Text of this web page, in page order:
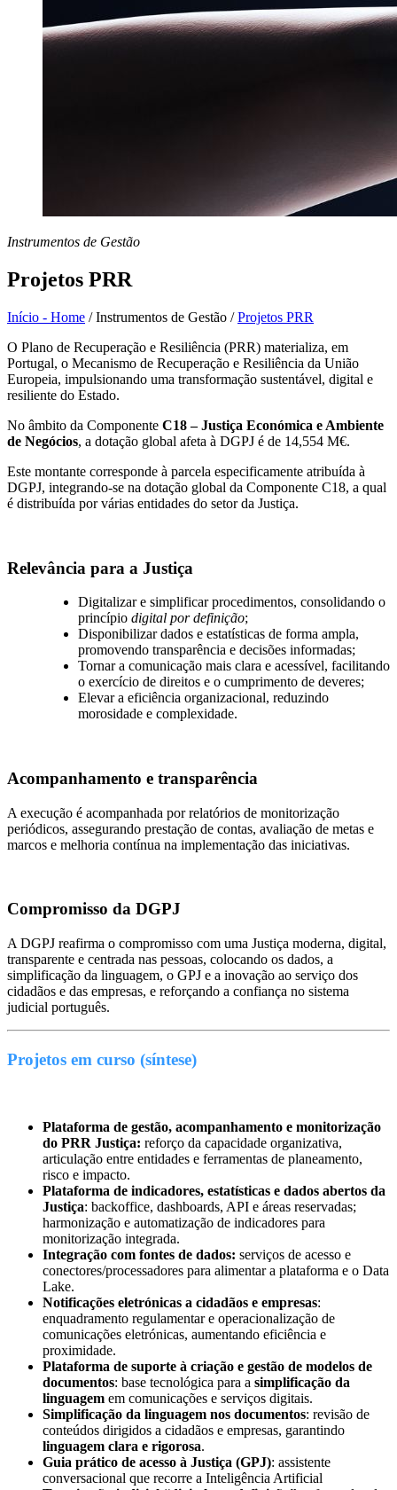
Instrumentos de Gestão
Projetos PRR
Início - Home /Instrumentos de Gestão /Projetos PRR
O Plano de Recuperação e Resiliência (PRR) materializa, em
Portugal, o Mecanismo de Recuperação e Resiliência da União
Europeia, impulsionando uma transformação sustentável, digital e
resiliente do Estado.
No âmbito da Componente C18 – Justiça Económica e Ambiente
de Negócios, a dotação global afeta à DGPJ é de 14,554 M€.
Este montante corresponde à parcela especificamente atribuída à
DGPJ, integrando-se na dotação global da Componente C18, a qual
é distribuída por várias entidades do setor da Justiça.
Relevância para a Justiça
Digitalizar e simplificar procedimentos, consolidando o
princípio digital por definição;
Disponibilizar dados e estatísticas de forma ampla,
promovendo transparência e decisões informadas;
Tornar a comunicação mais clara e acessível, facilitando
o exercício de direitos e o cumprimento de deveres;
Elevar a eficiência organizacional, reduzindo
morosidade e complexidade.
Acompanhamento e transparência
A execução é acompanhada por relatórios de monitorização
periódicos, assegurando prestação de contas, avaliação de metas e
marcos e melhoria contínua na implementação das iniciativas.
Compromisso da DGPJ
A DGPJ reafirma o compromisso com uma Justiça moderna, digital,
transparente e centrada nas pessoas, colocando os dados, a
simplificação da linguagem, o GPJ e a inovação ao serviço dos
cidadãos e das empresas, e reforçando a confiança no sistema
judicial português.
Projetos em curso (síntese)
Plataforma de gestão, acompanhamento e monitorização
do PRR Justiça: reforço da capacidade organizativa,
articulação entre entidades e ferramentas de planeamento,
risco e impacto.
Plataforma de indicadores, estatísticas e dados abertos da
Justiça: backoffice, dashboards, API e áreas reservadas;
harmonização e automatização de indicadores para
monitorização integrada.
Integração com fontes de dados: serviços de acesso e
conectores/processadores para alimentar a plataforma e o Data
Lake.
Notificações eletrónicas a cidadãos e empresas:
enquadramento regulamentar e operacionalização de
comunicações eletrónicas, aumentando eficiência e
proximidade.
Plataforma de suporte à criação e gestão de modelos de
documentos: base tecnológica para a simplificação da
linguagem em comunicações e serviços digitais.
Simplificação da linguagem nos documentos: revisão de
conteúdos dirigidos a cidadãos e empresas, garantindo
linguagem clara e rigorosa.
Guia prático de acesso à Justiça (GPJ): assistente
conversacional que recorre a Inteligência Artificial